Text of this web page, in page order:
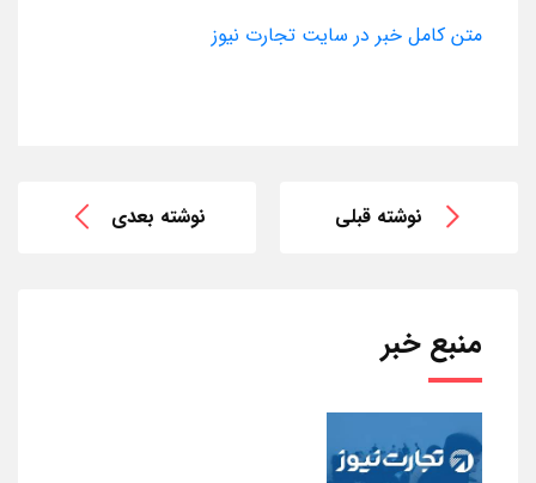
متن کامل خبر در سایت تجارت نیوز
نوشته قبلی نوشته بعدی
منبع خبر